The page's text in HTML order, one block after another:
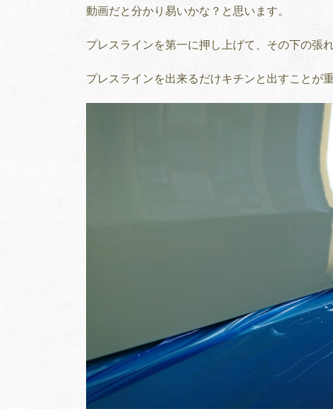
動画だと分かり易いかな？と思います。
プレスラインを第一に押し上げて、その下の張
プレスラインを出来るだけキチンと出すことが